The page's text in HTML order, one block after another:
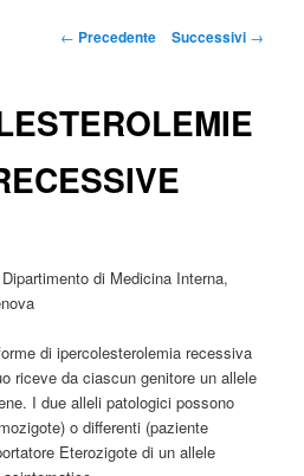
Navigazione
← Precedente Successivi →
di Medicina Interna,
di ipercolesterolemia recessiva
riceve da ciascun genitore un allele
I due alleli patologici possono
o differenti (paziente
Eterozigote di un allele